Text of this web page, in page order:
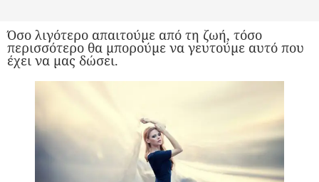
Όσο λιγότερο απαιτούμε από τη ζωή, τόσο
περισσότερο θα μπορούμε να γευτούμε αυτό που
έχει να μας δώσει.